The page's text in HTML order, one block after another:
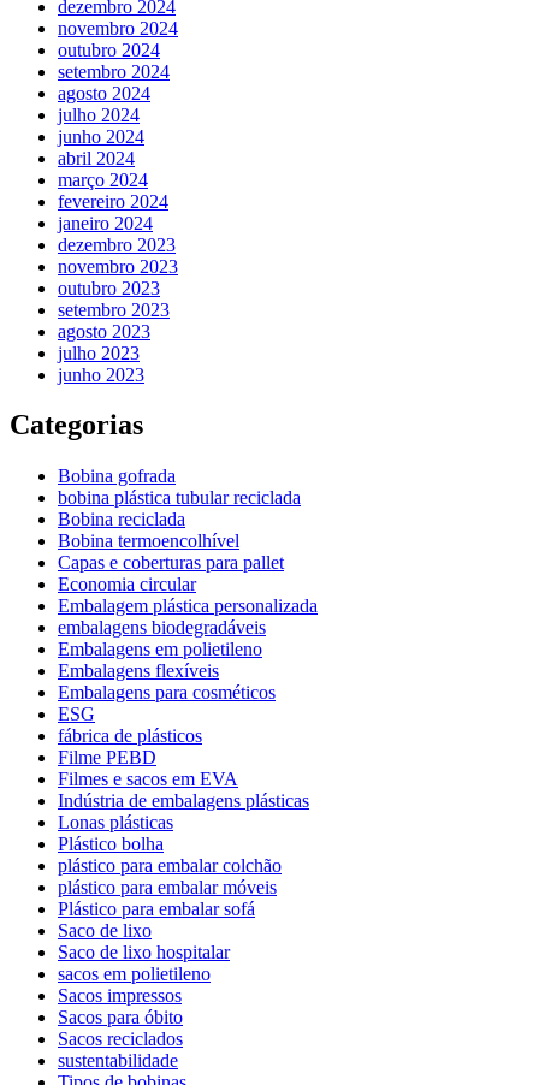
dezembro 2024
novembro 2024
outubro 2024
setembro 2024
agosto 2024
julho 2024
junho 2024
abril 2024
março 2024
fevereiro 2024
janeiro 2024
dezembro 2023
novembro 2023
outubro 2023
setembro 2023
agosto 2023
julho 2023
junho 2023
Categorias
Bobina gofrada
bobina plástica tubular reciclada
Bobina reciclada
Bobina termoencolhível
Capas e coberturas para pallet
Economia circular
Embalagem plástica personalizada
embalagens biodegradáveis
Embalagens em polietileno
Embalagens flexíveis
Embalagens para cosméticos
ESG
fábrica de plásticos
Filme PEBD
Filmes e sacos em EVA
Indústria de embalagens plásticas
Lonas plásticas
Plástico bolha
plástico para embalar colchão
plástico para embalar móveis
Plástico para embalar sofá
Saco de lixo
Saco de lixo hospitalar
sacos em polietileno
Sacos impressos
Sacos para óbito
Sacos reciclados
sustentabilidade